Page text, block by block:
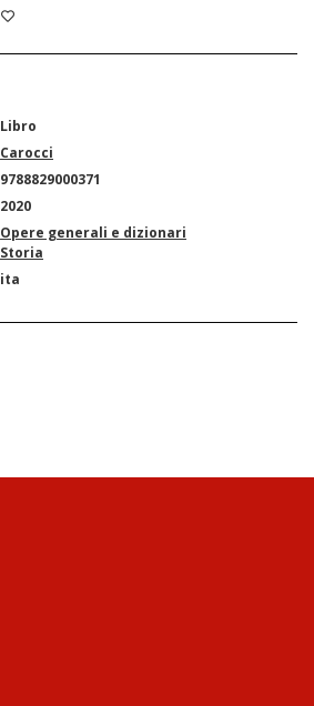
Libro
Carocci
9788829000371
2020
Opere generali e dizionari
Storia
ita